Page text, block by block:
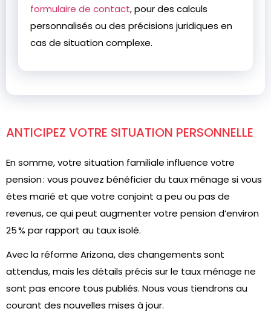
formulaire de contact, pour des calculs
personnalisés ou des précisions juridiques en
cas de situation complexe.
ANTICIPEZ VOTRE SITUATION PERSONNELLE
En somme, votre situation familiale influence votre
pension : vous pouvez bénéficier du taux ménage si vous
êtes marié et que votre conjoint a peu ou pas de
revenus, ce qui peut augmenter votre pension d’environ
25 % par rapport au taux isolé.
Avec la réforme Arizona, des changements sont
attendus, mais les détails précis sur le taux ménage ne
sont pas encore tous publiés. Nous vous tiendrons au
courant des nouvelles mises à jour.